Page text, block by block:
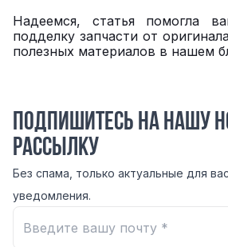
Надеемся, статья помогла
подделку запчасти от
полезных материалов в нашем
Подпишитесь на нашу
рассылку
Без спама, только актуальные для
уведомления.